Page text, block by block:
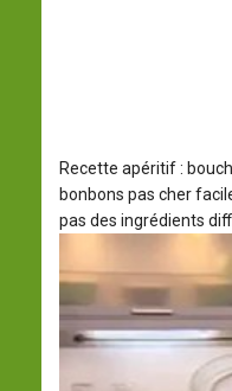
Recette apéritif :
bonbons pas cher
pas des ingrédients